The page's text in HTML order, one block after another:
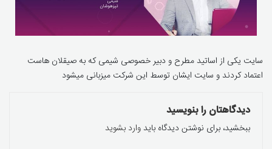
سایت یکی از اساتید مطرح و دبیر خصوصی شیمی که به صیقلان هاست
اعتماد کردند و سایت ایشان توسط این شرکت میزبانی میشود
دیدگاهتان را بنویسید
ببخشید، برای نوشتن دیدگاه بایدوارد بشوید